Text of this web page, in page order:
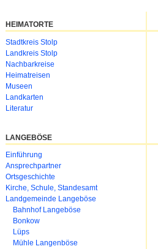
HEIMATORTE
Navigation
überspringen
Stadtkreis Stolp
Landkreis Stolp
Nachbarkreise
Heimatreisen
Museen
Landkarten
Literatur
LANGEBÖSE
Navigation
überspringen
Einführung
Ansprechpartner
Ortsgeschichte
Kirche, Schule, Standesamt
Landgemeinde Langeböse
Bahnhof Langeböse
Bonkow
Lüps
Mühle Langenböse